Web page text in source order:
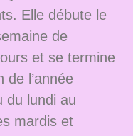
Elle débute le
de
et se termine
de l’année
du lundi au
mardis et